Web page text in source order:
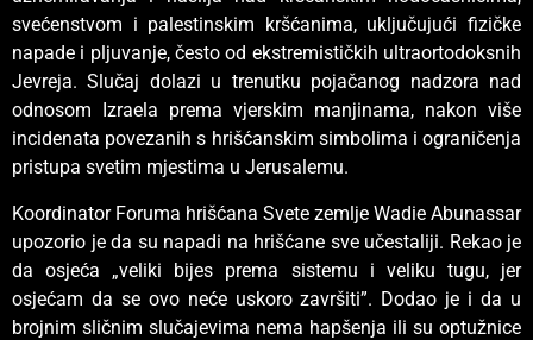
svećenstvom i palestinskim kršćanima, uključujući fizičke
napade i pljuvanje, često od ekstremističkih ultraortodoksnih
Jevreja. Slučaj dolazi u trenutku pojačanog nadzora nad
odnosom Izraela prema vjerskim manjinama, nakon više
incidenata povezanih s hrišćanskim simbolima i ograničenja
pristupa svetim mjestima u Jerusalemu.
Koordinator Foruma hrišćana Svete zemlje Wadie Abunassar
upozorio je da su napadi na hrišćane sve učestaliji. Rekao je
da osjeća „veliki bijes prema sistemu i veliku tugu, jer
osjećam da se ovo neće uskoro završiti”. Dodao je i da u
brojnim sličnim slučajevima nema hapšenja ili su optužnice